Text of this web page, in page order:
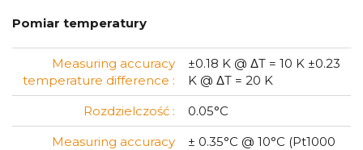
Pomiar temperatury
Measuring accuracy
temperature difference :
±0.18 K @ ΔT = 10 K ±0.23
K @ ΔT = 20 K
Rozdzielczość :
0.05°C
Measuring accuracy
± 0.35°C @ 10°C (Pt1000